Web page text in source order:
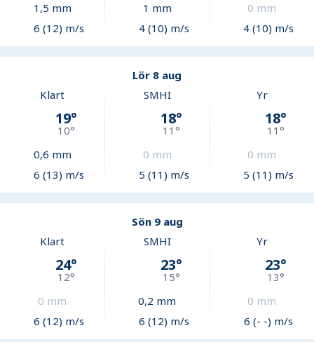
1,5 mm
6 (12) m/s
1 mm
4 (10) m/s
0 mm
4 (10) m/s
Lör 8 aug
Klart
19°
10°
0,6 mm
6 (13) m/s
SMHI
18°
11 °
0 mm
5 (11) m/s
Yr
18°
11°
0 mm
5 (11) m/s
Sön 9 aug
Klart
24°
12°
0 mm
6 (12) m/s
SMHI
23°
15°
0,2 mm
6 (12) m/s
Yr
23°
13°
0 mm
6 (- -) m/s